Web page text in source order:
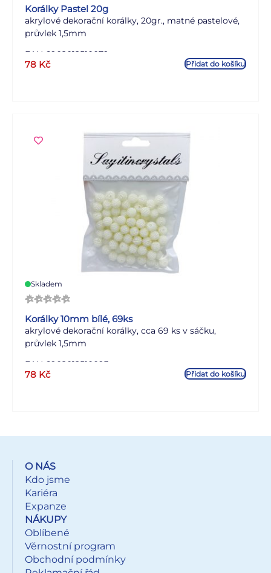
Korálky Pastel 20g
akrylové dekorační korálky, 20gr., matné pastelové,
průvlek 1,5mm
EAN 6902012510079
78 Kč Přidat do košíku
Skladem
Korálky 10mm bílé, 69ks
akrylové dekorační korálky, cca 69 ks v sáčku,
průvlek 1,5mm
EAN 6902012510093
78 Kč Přidat do košíku
O NÁS
Kdo jsme
Kariéra
Expanze
NÁKUPY
Oblíbené
Věrnostní program
Obchodní podmínky